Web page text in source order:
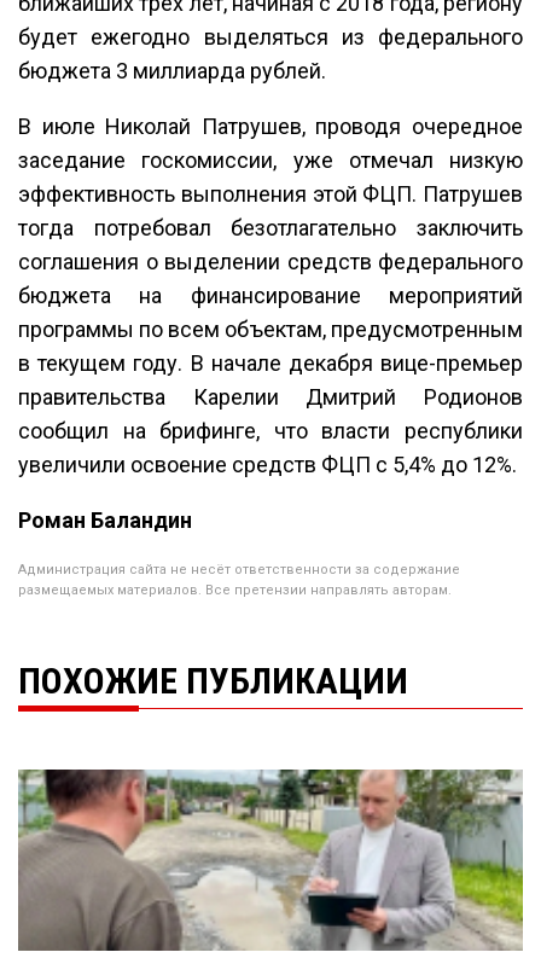
будет ежегодно выделяться из федерального
бюджета 3 миллиарда рублей.
В июле Николай Патрушев, проводя очередное
заседание госкомиссии, уже отмечал низкую
эффективность выполнения этой ФЦП. Патрушев
тогда потребовал безотлагательно заключить
соглашения о выделении средств федерального
бюджета на финансирование мероприятий
программы по всем объектам, предусмотренным
в текущем году. В начале декабря вице-премьер
правительства Карелии Дмитрий Родионов
сообщил на брифинге, что власти республики
увеличили освоение средств ФЦП с 5,4% до 12%.
Роман Баландин
Администрация сайта не несёт ответственности за содержание
размещаемых материалов. Все претензии направлять авторам.
ПОХОЖИЕ ПУБЛИКАЦИИ